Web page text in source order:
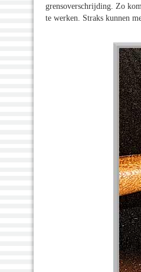
grensoverschrijding. Zo
te werken. Straks kunnen